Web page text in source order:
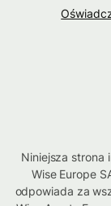
Niniejsza strona
Wise Europe
odpowiada za